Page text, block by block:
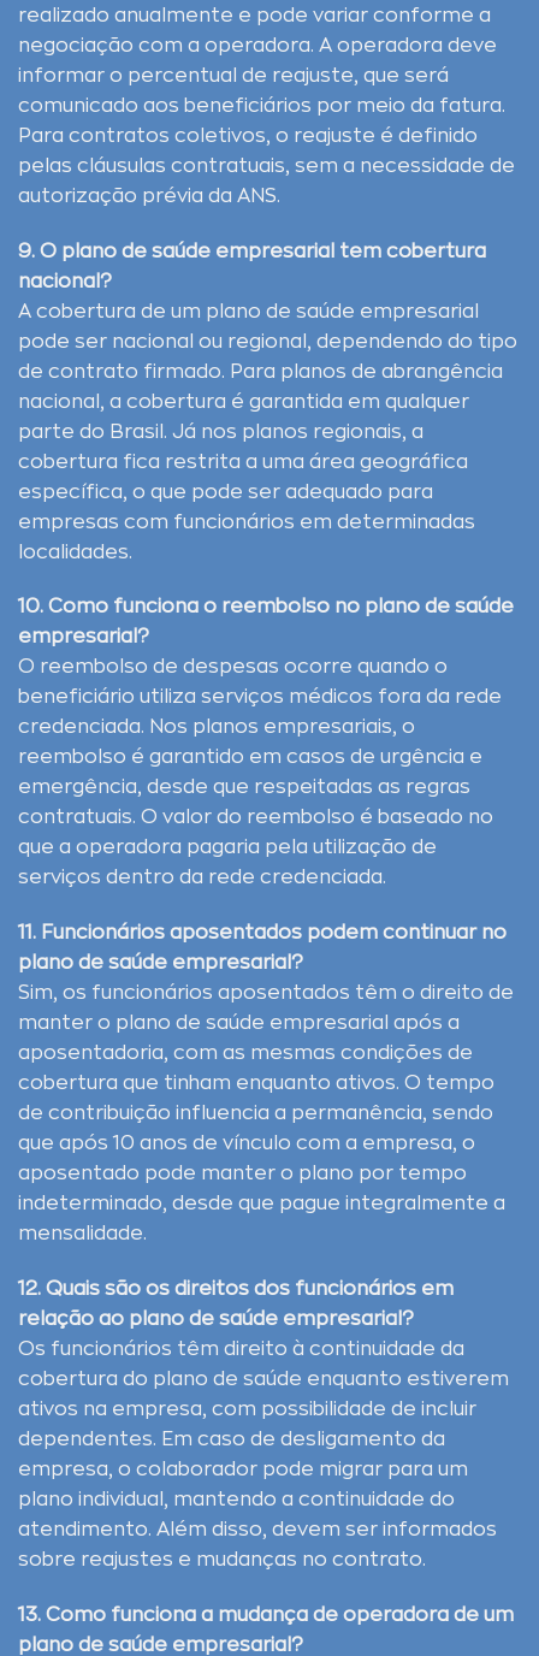
realizado anualmente e pode variar conforme a
negociação com a operadora. A operadora deve
informar o percentual de reajuste, que será
comunicado aos beneficiários por meio da fatura.
Para contratos coletivos, o reajuste é definido
pelas cláusulas contratuais, sem a necessidade de
autorização prévia da ANS.
9. O plano de saúde empresarial tem cobertura
nacional?
A cobertura de um plano de saúde empresarial
pode ser nacional ou regional, dependendo do tipo
de contrato firmado. Para planos de abrangência
nacional, a cobertura é garantida em qualquer
parte do Brasil. Já nos planos regionais, a
cobertura fica restrita a uma área geográfica
específica, o que pode ser adequado para
empresas com funcionários em determinadas
localidades.
10. Como funciona o reembolso no plano de saúde
empresarial?
O reembolso de despesas ocorre quando o
beneficiário utiliza serviços médicos fora da rede
credenciada. Nos planos empresariais, o
reembolso é garantido em casos de urgência e
emergência, desde que respeitadas as regras
contratuais. O valor do reembolso é baseado no
que a operadora pagaria pela utilização de
serviços dentro da rede credenciada.
11. Funcionários aposentados podem continuar no
plano de saúde empresarial?
Sim, os funcionários aposentados têm o direito de
manter o plano de saúde empresarial após a
aposentadoria, com as mesmas condições de
cobertura que tinham enquanto ativos. O tempo
de contribuição influencia a permanência, sendo
que após 10 anos de vínculo com a empresa, o
aposentado pode manter o plano por tempo
indeterminado, desde que pague integralmente a
mensalidade.
12. Quais são os direitos dos funcionários em
relação ao plano de saúde empresarial?
Os funcionários têm direito à continuidade da
cobertura do plano de saúde enquanto estiverem
ativos na empresa, com possibilidade de incluir
dependentes. Em caso de desligamento da
empresa, o colaborador pode migrar para um
plano individual, mantendo a continuidade do
atendimento. Além disso, devem ser informados
sobre reajustes e mudanças no contrato.
13. Como funciona a mudança de operadora de um
plano de saúde empresarial?